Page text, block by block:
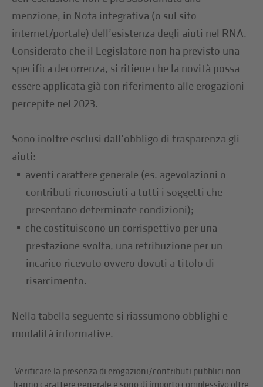
menzione, in Nota integrativa (o sul sito
internet/portale) dell’esistenza degli aiuti nel RNA.
Considerato che il Legislatore non ha previsto una
specifica decorrenza, si ritiene che la novità possa
essere applicata già con riferimento alle erogazioni
percepite nel 2023.
Sono inoltre esclusi dall’obbligo di trasparenza gli
aiuti:
aventi carattere generale (es. agevolazioni o
contributi riconosciuti a tutti i soggetti che
presentano determinate condizioni);
che costituiscono un corrispettivo per una
prestazione svolta, una retribuzione per un
incarico ricevuto ovvero dovuti a titolo di
risarcimento.
Nella tabella seguente si riassumono obblighi e
modalità informative.
Verificare la presenza di erogazioni/contributi pubblici non